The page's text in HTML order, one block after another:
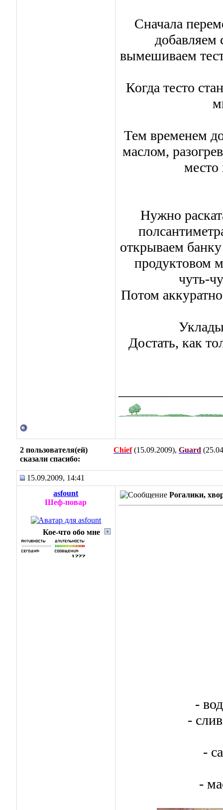
Сначала
добавляем
вымешиваем
Когда тесто
Тем временем
маслом,
место
Нужно
открываем
продуктовом
чуть-
Потом
Достать, как
2 пользователя(ей)
сказали cпасибо:
Chief(15.09.2009), Guard
15.09.2009, 14:41
asfount
Шеф-повар
Кое-что обо мне
Рогалики,
-
-
-
-